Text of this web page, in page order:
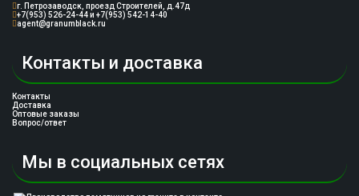
г. Петрозаводск, проезд Строителей, д.47д
+7(953) 526-24-44 и +7(953) 542-14-40
agent@granumblack.ru
Контакты и доставка
Контакты
Доставка
Оптовые заказы
Вопрос/ответ
Мы в социальных сетях